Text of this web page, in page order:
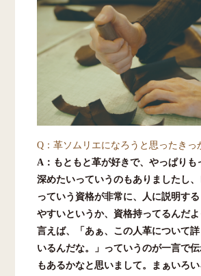
Q：革ソムリエになろうと思ったきっ
A：もともと革が好きで、やっぱりも
深めたいっていうのもありましたし
っていう資格が非常に、人に説明す
やすいというか、資格持ってるんだ
言えば、「あぁ、この人革について
いるんだな。」っていうのが一言で
もあるかなと思いまして。まぁいろ